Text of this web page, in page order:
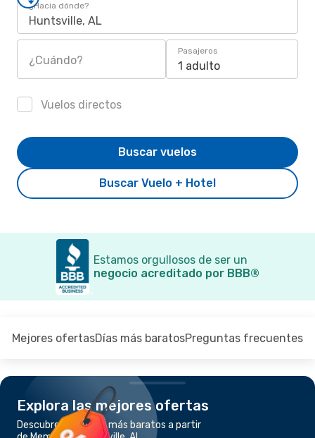
¿Hacia dónde?
Huntsville, AL
¿Cuándo?
Pasajeros
1 adulto
Vuelos directos
Buscar Vuelo + Hotel
Buscar vuelos
Estamos orgullosos de ser un
negocio acreditado por BBB®
Mejores ofertasDías más baratosPreguntas frecuentes
Explora las mejores ofertas
Descubre los vuelos más baratos a partir